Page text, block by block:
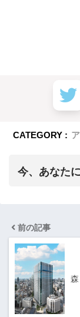
CATEGORY :
今、あなた
前の記事